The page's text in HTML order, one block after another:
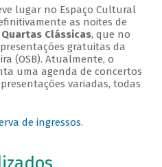
lugar no Espaço Cultural
as noites de
Quartas Clássicas, que no
gratuitas da
(OSB). Atualmente, o
uma agenda de concertos
variadas, todas
de ingressos.